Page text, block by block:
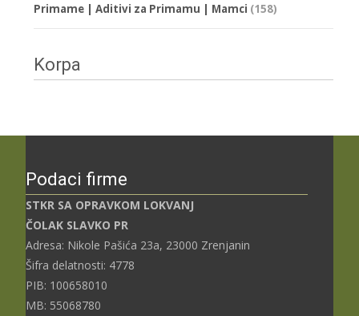
Primame | Aditivi za Primamu | Mamci (158)
Korpa
Podaci firme
STKR SA OPRAVKOM LOKVANJ
ČOLAK SLAVKO PR
Adresa: Nikole Pašića 23a, 23000 Zrenjanin
Šifra delatnosti: 4778
PIB: 100658010
MB: 55068780